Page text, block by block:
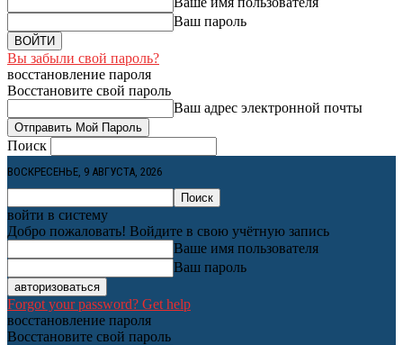
Ваш пароль
Вы забыли свой пароль?
восстановление пароля
Восстановите свой пароль
Ваш адрес электронной почты
Поиск
ВОСКРЕСЕНЬЕ, 9 АВГУСТА, 2026
войти в систему
Добро пожаловать! Войдите в свою учётную запись
Ваше имя пользователя
Ваш пароль
Forgot your password? Get help
восстановление пароля
Восстановите свой пароль